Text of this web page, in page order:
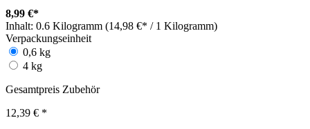
8,99 €*
Inhalt: 0.6 Kilogramm (14,98 €* / 1 Kilogramm)
Verpackungseinheit
0,6 kg
4 kg
Gesamtpreis Zubehör
12,39 € *